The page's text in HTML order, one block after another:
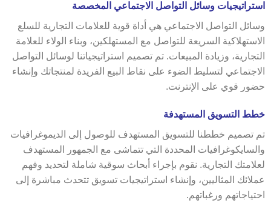
استراتيجيات وسائل التواصل الاجتماعي المخصصة
وسائل التواصل الاجتماعي هي أداة قوية للعلامات التجارية للسلع
الاستهلاكية السريعة للتواصل مع المستهلكين، وبناء الولاء للعلامة
التجارية، وزيادة المبيعات. تم تصميم استراتيجياتنا لوسائل التواصل
الاجتماعي لتسليط الضوء على نقاط البيع الفريدة لمنتجاتك وإنشاء
حضور قوي على الإنترنت.
خطط التسويق المستهدفة
تم تصميم خططنا للتسويق المستهدف للوصول إلى الديموغرافيات
والسايكوغرافيات المحددة التي تتماشى مع الجمهور المستهدف
لعلامتك التجارية. نقوم بإجراء أبحاث سوقية شاملة لتحديد وفهم
عملائك المثاليين، وإنشاء استراتيجيات تسويق تتحدث مباشرة إلى
احتياجاتهم ورغباتهم.